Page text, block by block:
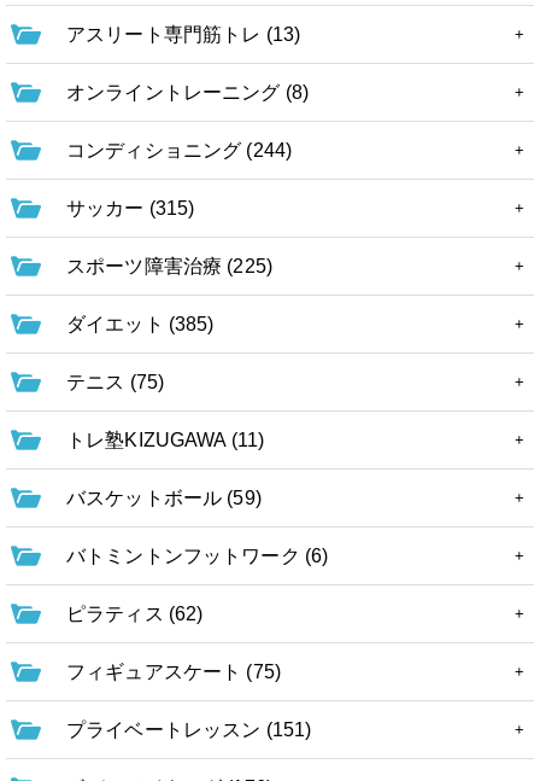
アスリート専門筋トレ (13)
オンライントレーニング (8)
コンディショニング (244)
サッカー (315)
スポーツ障害治療 (225)
ダイエット (385)
テニス (75)
トレ塾KIZUGAWA (11)
バスケットボール (59)
バトミントンフットワーク (6)
ピラティス (62)
フィギュアスケート (75)
プライベートレッスン (151)